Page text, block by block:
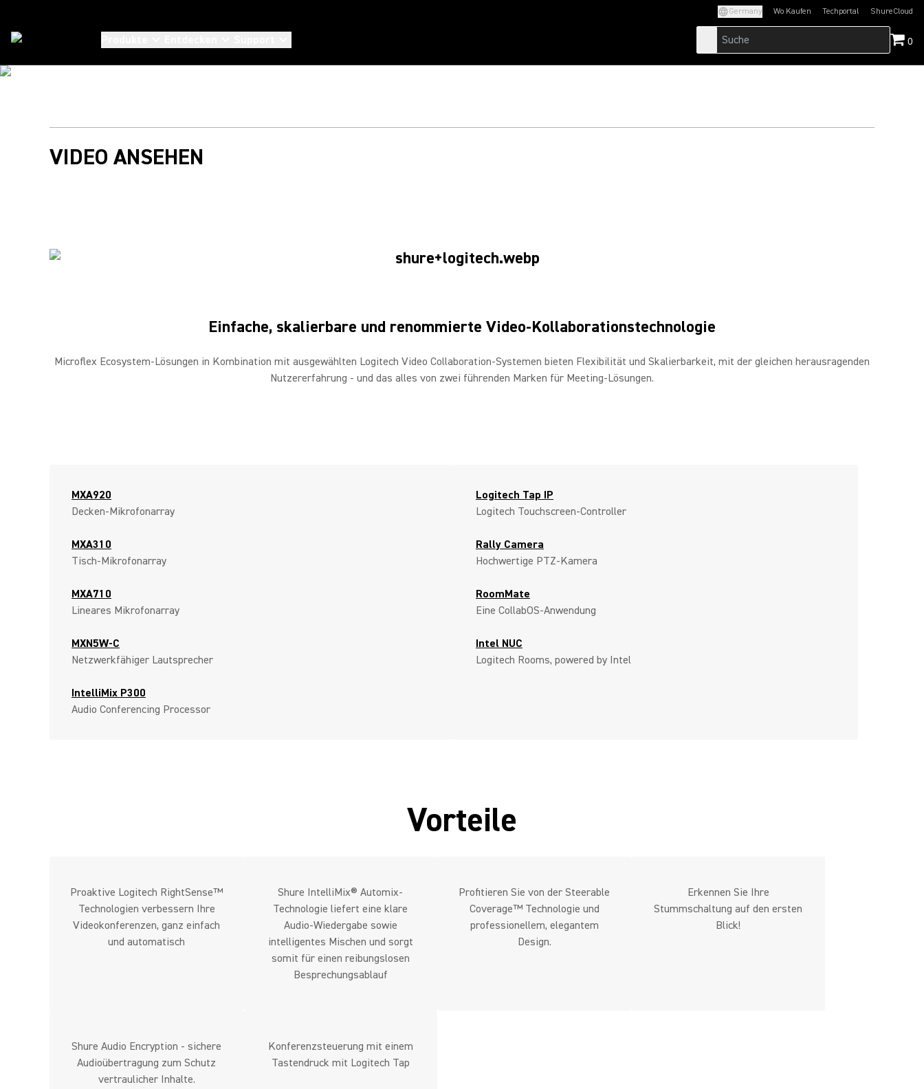
Germany Wo Kaufen Techportal
(Opens in a new tab)ShureCloud
(Opens in a new
0
SHURE & LOGITECH
VIDEO ANSEHEN
Einfache, skalierbare und renommierte Video-Kollaborationstechnologie
Microflex Ecosystem-Lösungen in Kombination mit ausgewählten Logitech Video Collaboration-Systemen bieten Flexibilität und Skalierbarkeit, mit der gleichen herausragenden
Nutzererfahrung - und das alles von zwei führenden Marken für Meeting-Lösungen.
MXA920
Decken-Mikrofonarray
MXA310
Tisch-Mikrofonarray
MXA710
Lineares Mikrofonarray
MXN5W-C
Netzwerkfähiger Lautsprecher
IntelliMix P300
Audio Conferencing Processor
Logitech Tap IP
Logitech Touchscreen-Controller
Rally Camera
Hochwertige PTZ-Kamera
RoomMate
Eine CollabOS-Anwendung
Intel NUC
Logitech Rooms, powered by Intel
Vorteile
Proaktive Logitech RightSense™
Technologien verbessern Ihre
Videokonferenzen, ganz einfach
und automatisch
Shure IntelliMix® Automix-
Technologie liefert eine klare
Audio-Wiedergabe sowie
intelligentes Mischen und sorgt
somit für einen reibungslosen
Besprechungsablauf
Profitieren Sie von der Steerable
Coverage™ Technologie und
professionellem, elegantem
Design.
Erkennen Sie Ihre
Stummschaltung auf den ersten
Blick!
Shure Audio Encryption - sichere
Audioübertragung zum Schutz
vertraulicher Inhalte.
Konferenzsteuerung mit einem
Tastendruck mit Logitech Tap